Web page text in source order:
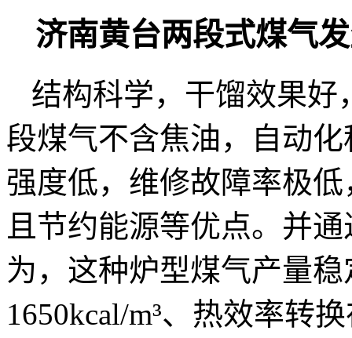
济南黄台两段式煤气
结构科学，干馏效果好
段煤气不含焦油，自动
强度低，维修故障率极
且节约能源等优点。并
为，这种炉型煤气产量
1650kcal/m³、热效率转